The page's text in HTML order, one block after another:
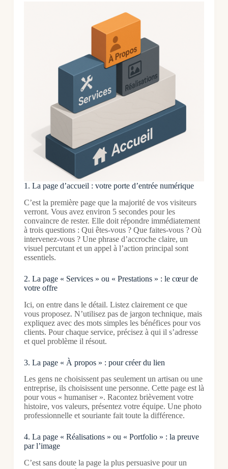
1. La page d’accueil : votre porte d’entrée numérique
C’est la première page que la majorité de vos visiteurs
verront. Vous avez environ 5 secondes pour les
convaincre de rester. Elle doit répondre immédiatement
à trois questions : Qui êtes-vous ? Que faites-vous ? Où
intervenez-vous ? Une phrase d’accroche claire, un
visuel percutant et un appel à l’action principal sont
essentiels.
2. La page « Services » ou « Prestations » : le cœur de
votre offre
Ici, on entre dans le détail. Listez clairement ce que
vous proposez. N’utilisez pas de jargon technique, mais
expliquez avec des mots simples les bénéfices pour vos
clients. Pour chaque service, précisez à qui il s’adresse
et quel problème il résout.
3. La page « À propos » : pour créer du lien
Les gens ne choisissent pas seulement un artisan ou une
entreprise, ils choisissent une personne. Cette page est là
pour vous « humaniser ». Racontez brièvement votre
histoire, vos valeurs, présentez votre équipe. Une photo
professionnelle et souriante fait toute la différence.
4. La page « Réalisations » ou « Portfolio » : la preuve
par l’image
C’est sans doute la page la plus persuasive pour un